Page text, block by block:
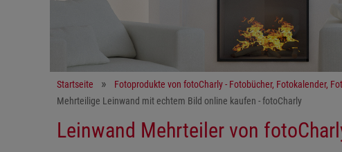
Startseite Fotoprodukte von fotoCharly - Fotobücher, Fotokalender,
Mehrteilige Leinwand mit echtem Bild online kaufen - fotoCharly
Leinwand Mehrteiler von